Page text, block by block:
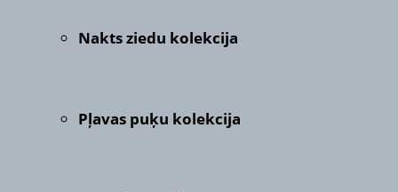
Nakts ziedu kolekcija
Pļavas puķu kolekcija